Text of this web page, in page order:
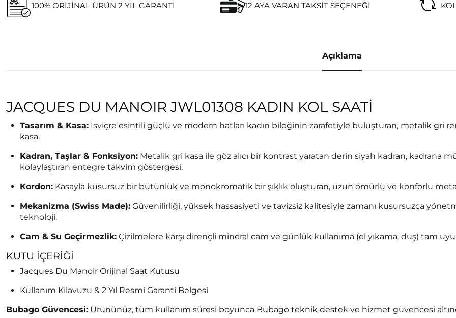
100% ORIJINAL ÜRÜN 2 YIL GARANTI 12 AYA VARAN TAKSIT SEÇENEĞI
Açıklama
JACQUES DU MANOIR JWL01308 KADIN KOL SAATI
Tasarım & Kasa: İsviçre esintili güçlü ve modern hatları kadın bileğinin zarafetiyle buluşturan, metalik gri
kasa.
Kadran, Taşlar & Fonksiyon: Metalik gri kasa ile göz alıcı bir kontrast yaratan derin siyah kadran, kadrana
kolaylaştıran entegre takvim göstergesi.
Kordon: Kasayla kusursuz bir bütünlük ve monokromatik bir şıklık oluşturan, uzun ömürlü ve konforlu
Mekanizma (Swiss Made): Güvenilirliği, yüksek hassasiyeti ve tavizsiz kalitesiyle zamanı kusursuzca
teknoloji.
Cam & Su Geçirmezlik: Çizilmelere karşı dirençli mineral cam ve günlük kullanıma (el yıkama, duş) tam
KUTU İÇERIĞI
Jacques Du Manoir Orijinal Saat Kutusu
Kullanım Kılavuzu & 2 Yıl Resmi Garanti Belgesi
Bubago Güvencesi: Ürününüz, tüm kullanım süresi boyunca Bubago teknik destek ve hizmet güvencesi